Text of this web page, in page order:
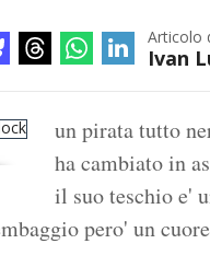
Articolo
Ivan
un pirata tutto
ha cambiato in
il suo teschio e'
pero' un